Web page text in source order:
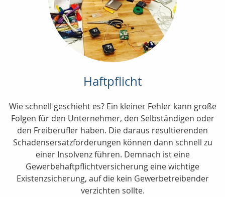
Haftpflicht
Wie schnell geschieht es? Ein kleiner Fehler kann große
Folgen für den Unternehmer, den Selbständigen oder
den Freiberufler haben. Die daraus resultierenden
Schadensersatzforderungen können dann schnell zu
einer Insolvenz führen. Demnach ist eine
Gewerbehaftpflichtversicherung eine wichtige
Existenzsicherung, auf die kein Gewerbetreibender
verzichten sollte.